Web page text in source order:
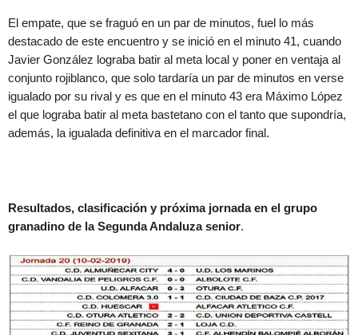
El empate, que se fraguó en un par de minutos, fuel lo más
destacado de este encuentro y se inició en el minuto 41, cuando
Javier González lograba batir al meta local y poner en ventaja al
conjunto rojiblanco, que solo tardaría un par de minutos en verse
igualado por su rival y es que en el minuto 43 era Máximo López
el que lograba batir al meta bastetano con el tanto que supondría,
además, la igualada definitiva en el marcador final.
Resultados, clasificación y próxima jornada en el grupo
granadino de la Segunda Andaluza senior.